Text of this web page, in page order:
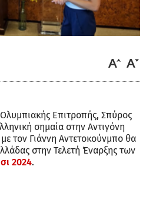
Επιτροπής, Σπύρος
σημαία στην Αντιγόνη
τον Γιάννη Αντετοκούνμπο θα
στην Τελετή Έναρξης των
2024.